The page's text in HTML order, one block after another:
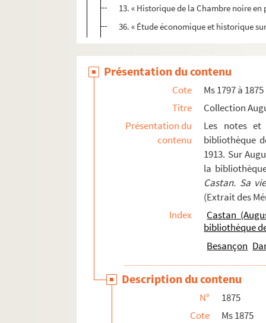
13. « Historique de la Chambre noire
36. « Étude économique et historique
Présentation du contenu
Cote
Ms 1797 à 1875
Titre
Collection
Présentation du
contenu
Les notes
bibliothèque
1913. Sur
la
Castan. Sa
(Extrait des
Index
Castan
bibliothèque
Besançon
Description du contenu
N°
1875
Cote
Ms 1875